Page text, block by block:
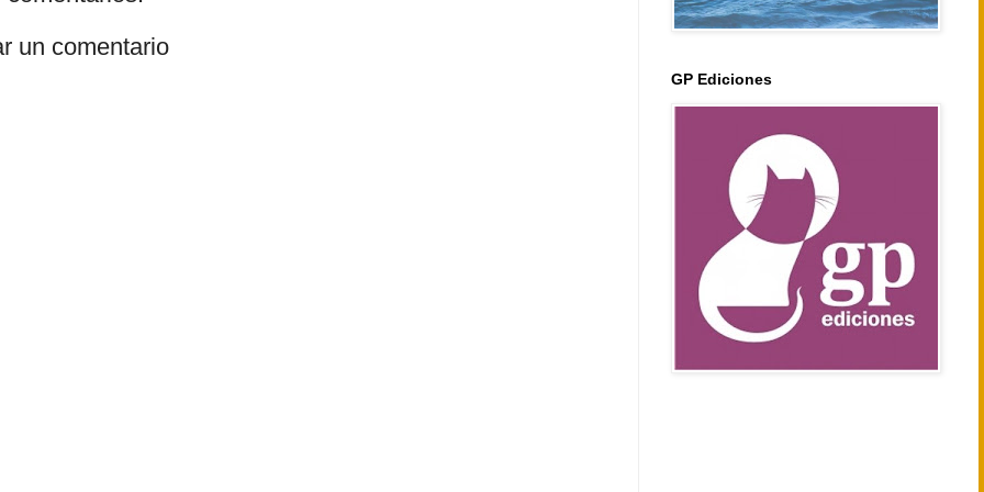
un comentario
GP Ediciones